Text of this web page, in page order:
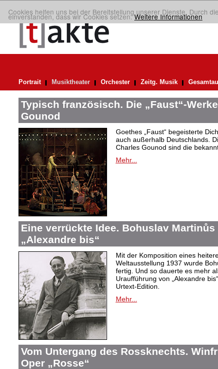
Cookies helfen uns bei der Bereitstellung unserer Dienste. Durch
einverstanden, dass wir Cookies setzen.Weitere Informationen
Portrait Musiktheater Orchester Zeitg. Musik
Typisch französisch. Die „Faust“-
Gounod
Goethes „Faust“ begeisterte
auch außerhalb Deutschlands.
Charles Gounod sind die
Mehr...
Eine verrückte Idee. Bohuslav
„Alexandre bis“
Mit der Komposition eines
Weltausstellung 1937 wurde
fertig. Und so dauerte es mehr
Uraufführung von „Alexandre
Urtext-Edition.
Mehr...
Vom Untergang des Rossknechts.
Oper „Rosse“